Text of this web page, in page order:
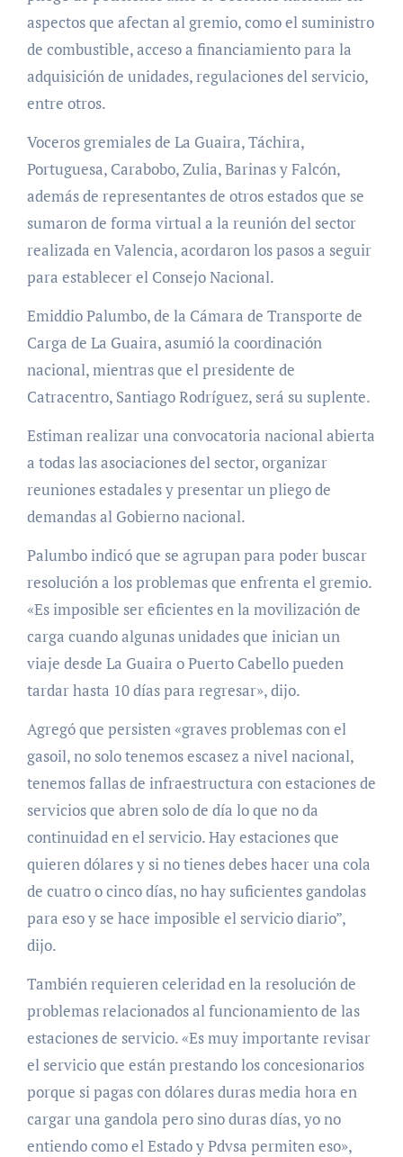
aspectos que afectan al gremio, como el suministro
de combustible, acceso a financiamiento para la
adquisición de unidades, regulaciones del servicio,
entre otros.
Voceros gremiales de La Guaira, Táchira,
Portuguesa, Carabobo, Zulia, Barinas y Falcón,
además de representantes de otros estados que se
sumaron de forma virtual a la reunión del sector
realizada en Valencia, acordaron los pasos a seguir
para establecer el Consejo Nacional.
Emiddio Palumbo, de la Cámara de Transporte de
Carga de La Guaira, asumió la coordinación
nacional, mientras que el presidente de
Catracentro, Santiago Rodríguez, será su suplente.
Estiman realizar una convocatoria nacional abierta
a todas las asociaciones del sector, organizar
reuniones estadales y presentar un pliego de
demandas al Gobierno nacional.
Palumbo indicó que se agrupan para poder buscar
resolución a los problemas que enfrenta el gremio.
«Es imposible ser eficientes en la movilización de
carga cuando algunas unidades que inician un
viaje desde La Guaira o Puerto Cabello pueden
tardar hasta 10 días para regresar», dijo.
Agregó que persisten «graves problemas con el
gasoil, no solo tenemos escasez a nivel nacional,
tenemos fallas de infraestructura con estaciones de
servicios que abren solo de día lo que no da
continuidad en el servicio. Hay estaciones que
quieren dólares y si no tienes debes hacer una cola
de cuatro o cinco días, no hay suficientes gandolas
para eso y se hace imposible el servicio diario”,
dijo.
También requieren celeridad en la resolución de
problemas relacionados al funcionamiento de las
estaciones de servicio. «Es muy importante revisar
el servicio que están prestando los concesionarios
porque si pagas con dólares duras media hora en
cargar una gandola pero sino duras días, yo no
entiendo como el Estado y Pdvsa permiten eso»,